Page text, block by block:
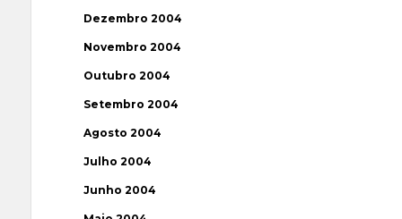
Dezembro 2004
Novembro 2004
Outubro 2004
Setembro 2004
Agosto 2004
Julho 2004
Junho 2004